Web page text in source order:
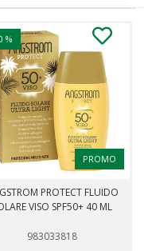
%
PROMO
PROTECT FLUIDO
VISO SPF50+ 40 ML
983033818